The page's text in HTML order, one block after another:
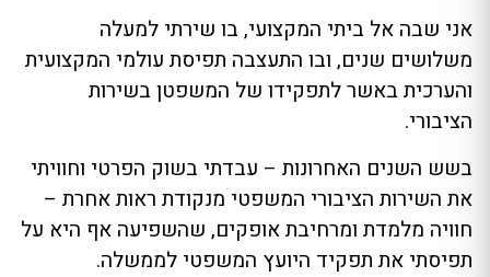
אני שבה אל ביתי המקצועי, בו שירתי למעלה
משלושים שנים, ובו התעצבה תפיסת עולמי המקצועית
והערכית באשר לתפקידו של המשפטן בשירות
הציבורי.
בשש השנים האחרונות – עבדתי בשוק הפרטי וחוויתי
את השירות הציבורי המשפטי מנקודת ראות אחרת –
חוויה מלמדת ומרחיבת אופקים, שהשפיעה אף היא על
תפיסתי את תפקיד היועץ המשפטי לממשלה.